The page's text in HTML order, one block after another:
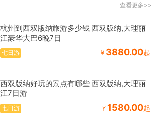
查看更多>>
杭州到西双版纳旅游多少钱 西双版纳,大理丽
江豪华大巴6晚7日
￥ 3880.00起
七日游
西双版纳好玩的景点有哪些 西双版纳,大理丽
江7日游
￥ 1580.00起
七日游